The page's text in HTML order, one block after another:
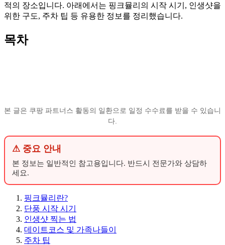
적의 장소입니다. 아래에서는 핑크뮬리의 시작 시기, 인생샷을
위한 구도, 주차 팁 등 유용한 정보를 정리했습니다.
목차
본 글은 쿠팡 파트너스 활동의 일환으로 일정 수수료를 받을 수 있습니
다.
⚠ 중요 안내
본 정보는 일반적인 참고용입니다. 반드시 전문가와 상담하
세요.
핑크뮬리란?
단풍 시작 시기
인생샷 찍는 법
데이트코스 및 가족나들이
주차 팁